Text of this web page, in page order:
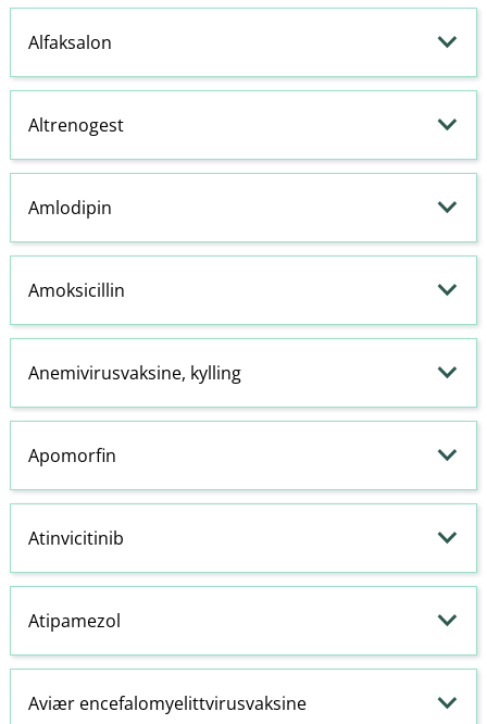
Alfaksalon
Altrenogest
Amlodipin
Amoksicillin
Anemivirusvaksine, kylling
Apomorfin
Atinvicitinib
Atipamezol
Aviær encefalomyelittvirusvaksine